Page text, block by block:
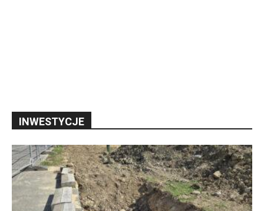
INWESTYCJE